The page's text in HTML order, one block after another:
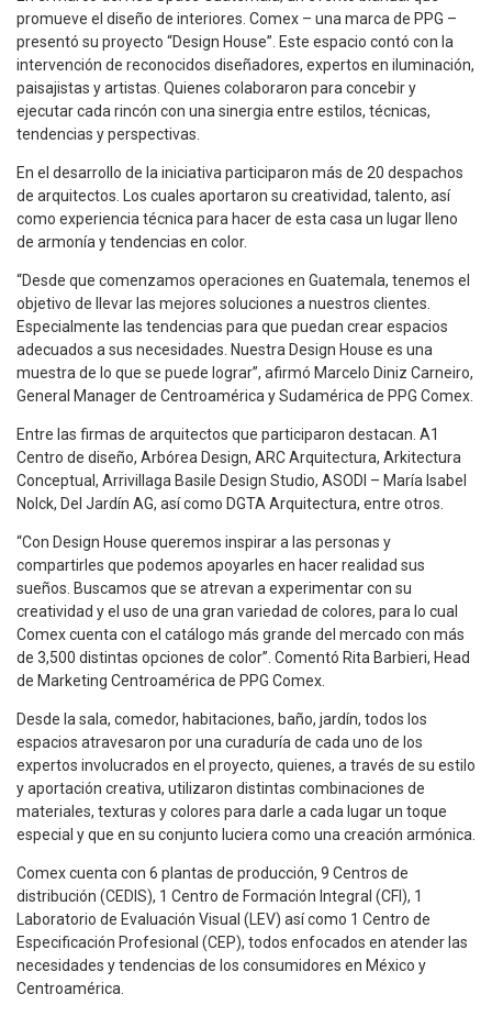
promueve el diseño de interiores. Comex – una marca de PPG –
presentó su proyecto “Design House”. Este espacio contó con la
intervención de reconocidos diseñadores, expertos en iluminación,
paisajistas y artistas. Quienes colaboraron para concebir y
ejecutar cada rincón con una sinergia entre estilos, técnicas,
tendencias y perspectivas.
En el desarrollo de la iniciativa participaron más de 20 despachos
de arquitectos. Los cuales aportaron su creatividad, talento, así
como experiencia técnica para hacer de esta casa un lugar lleno
de armonía y tendencias en color.
“Desde que comenzamos operaciones en Guatemala, tenemos el
objetivo de llevar las mejores soluciones a nuestros clientes.
Especialmente las tendencias para que puedan crear espacios
adecuados a sus necesidades. Nuestra Design House es una
muestra de lo que se puede lograr”, afirmó Marcelo Diniz Carneiro,
General Manager de Centroamérica y Sudamérica de PPG Comex.
Entre las firmas de arquitectos que participaron destacan. A1
Centro de diseño, Arbórea Design, ARC Arquitectura, Arkitectura
Conceptual, Arrivillaga Basile Design Studio, ASODI – María Isabel
Nolck, Del Jardín AG, así como DGTA Arquitectura, entre otros.
“Con Design House queremos inspirar a las personas y
compartirles que podemos apoyarles en hacer realidad sus
sueños. Buscamos que se atrevan a experimentar con su
creatividad y el uso de una gran variedad de colores, para lo cual
Comex cuenta con el catálogo más grande del mercado con más
de 3,500 distintas opciones de color”. Comentó Rita Barbieri, Head
de Marketing Centroamérica de PPG Comex.
Desde la sala, comedor, habitaciones, baño, jardín, todos los
espacios atravesaron por una curaduría de cada uno de los
expertos involucrados en el proyecto, quienes, a través de su estilo
y aportación creativa, utilizaron distintas combinaciones de
materiales, texturas y colores para darle a cada lugar un toque
especial y que en su conjunto luciera como una creación armónica.
Comex cuenta con 6 plantas de producción, 9 Centros de
distribución (CEDIS), 1 Centro de Formación Integral (CFI), 1
Laboratorio de Evaluación Visual (LEV) así como 1 Centro de
Especificación Profesional (CEP), todos enfocados en atender las
necesidades y tendencias de los consumidores en México y
Centroamérica.